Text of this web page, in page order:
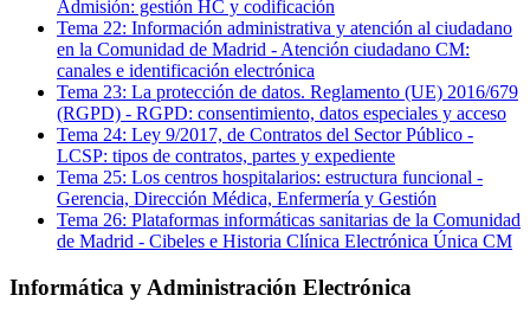
Admisión: gestión HC y codificación
Tema 22: Información administrativa y atención al ciudadano
en la Comunidad de Madrid -Atención ciudadano CM:
canales e identificación electrónica
Tema 23: La protección de datos. Reglamento (UE) 2016/679
(RGPD) - RGPD: consentimiento, datos especiales y acceso
Tema 24: Ley 9/2017, de Contratos del Sector Público -
LCSP: tipos de contratos, partes y expediente
Tema 25: Los centros hospitalarios: estructura funcional -
Gerencia, Dirección Médica, Enfermería y Gestión
Tema 26: Plataformas informáticas sanitarias de la Comunidad
de Madrid - Cibeles e Historia Clínica Electrónica Única CM
Informática y Administración Electrónica